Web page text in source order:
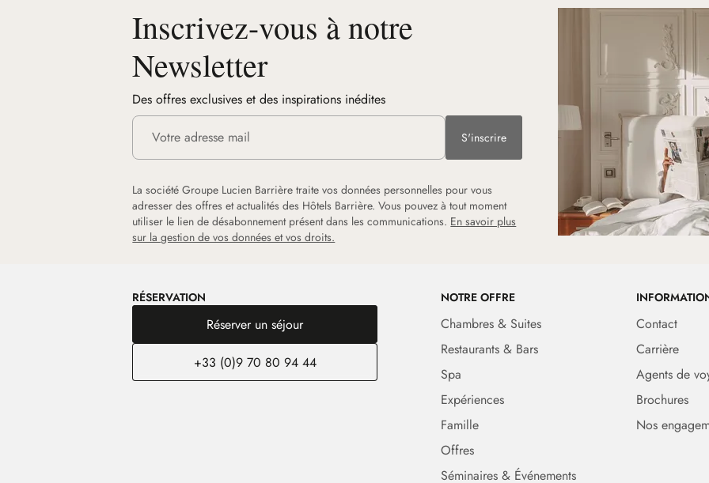
Inscrivez-vous à notre
Newsletter
Des offres exclusives et des inspirations inédites
S'inscrire
La société Groupe Lucien Barrière traite vos données personnelles pour vous
adresser des offres et actualités des Hôtels Barrière. Vous pouvez à tout moment
utiliser le lien de désabonnement présent dans les communications. En savoir plus
sur la gestion de vos données et vos droits.
RÉSERVATION
Réserver un séjour
+33 (0)9 70 80 94 44
NOTRE OFFRE
Chambres & Suites
Restaurants & Bars
Spa
Expériences
Famille
Offres
Séminaires & Événements
Contact
Carrière
Agents de
Brochures
Nos